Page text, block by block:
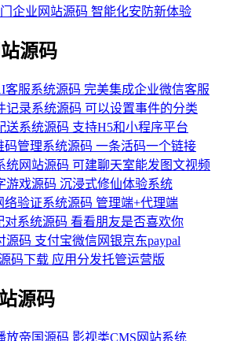
企业网站源码 智能化安防新体验
源码
客服系统源码 完美集成企业微信客服
记录系统源码 可以设置事件的分类
送系统源码 支持H5和小程序平台
码管理系统源码 一条活码一个链接
统网站源码 可建聊天室能发图文视频
游戏源码 沉浸式修仙体验系统
络验证系统源码 管理端+代理端
对系统源码 看看朋友是否喜欢你
源码 支付宝微信网银京东paypal
码下载 应用分发托管运营版
源码
放帝国源码 影视类CMS网站系统